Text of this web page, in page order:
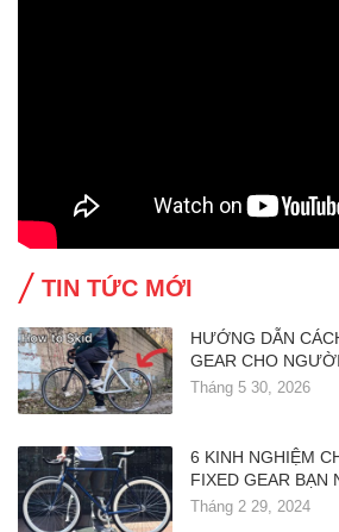
TIN TỨC MỚI
HƯỚNG DẪN
GEAR CHO
Tháng 5 30, 2026
6 KINH NGHIỆM
FIXED GEAR BẠN
Tháng 2 29, 2024